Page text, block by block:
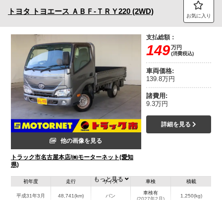
トヨタ トヨエース ＡＢＦ-ＴＲＹ220 (2WD) お気に入り
他の画像を見る
トラック市名古屋本店/㈱モーターネット(愛知
県)
支払総額：
149万円
(消費税込)
車両価格:
139.8万円
諸費用:
9.3万円
詳細を見る
初年度
平成31年3月
走行
48,741(km)
サイズ
バン
車検
車検有
積載
1,250(kg)
もっと見る